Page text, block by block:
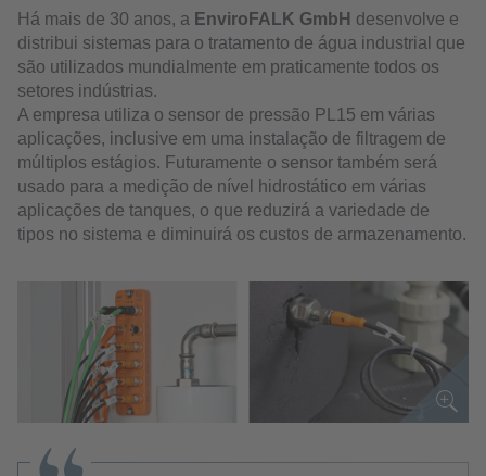
Há mais de 30 anos, a EnviroFALK GmbH desenvolve e
distribui sistemas para o tratamento de água industrial que
são utilizados mundialmente em praticamente todos os
setores indústrias.
A empresa utiliza o sensor de pressão PL15 em várias
aplicações, inclusive em uma instalação de filtragem de
múltiplos estágios. Futuramente o sensor também será
usado para a medição de nível hidrostático em várias
aplicações de tanques, o que reduzirá a variedade de
tipos no sistema e diminuirá os custos de armazenamento.